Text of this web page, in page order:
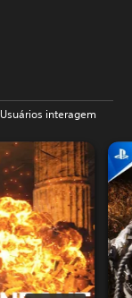
interagem